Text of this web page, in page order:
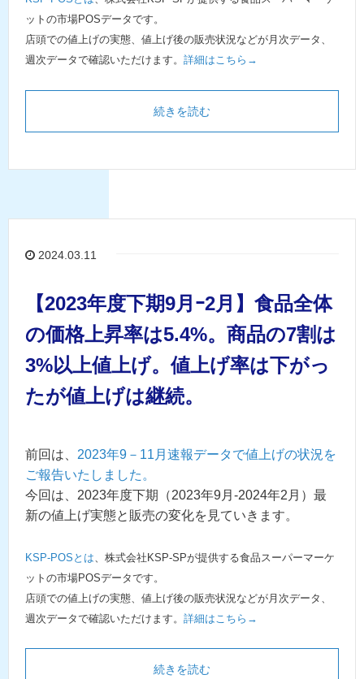
ットの市場POSデータです。
店頭での値上げの実態、値上げ後の販売状況などが月次データ、
週次データで確認いただけます。 詳細はこちら→
続きを読む
2024.03.11
【2023年度下期9月ｰ2月】食品全体
の価格上昇率は5.4%。商品の7割は
3%以上値上げ。値上げ率は下がっ
たが値上げは継続。
前回は、 2023年9－11月速報データで値上げの状況を
ご報告いたしました。
今回は、2023年度下期（2023年9月-2024年2月）最
新の値上げ実態と販売の変化を見ていきます。
KSP-POSとは 、株式会社KSP-SPが提供する食品スーパーマーケ
ットの市場POSデータです。
店頭での値上げの実態、値上げ後の販売状況などが月次データ、
週次データで確認いただけます。 詳細はこちら→
続きを読む